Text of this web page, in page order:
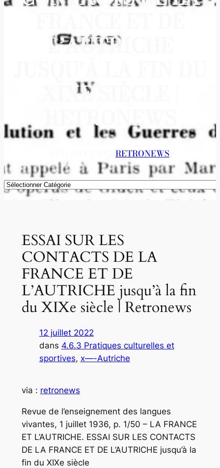
L’AUTRICHE
XIXE SIÈCLE |
RETRONEWS
RETRONEWS
Catégories
ESSAI SUR LES
CONTACTS DE LA
FRANCE ET DE
L’AUTRICHE jusqu’à la fin
du XIXe siècle | Retronews
12 juillet 2022
dans 4.6.3 Pratiques culturelles et
sportives, x—-Autriche
via : retronews
Revue de l’enseignement des langues
vivantes, 1 juillet 1936, p. 1/50 – LA FRANCE
ET L’AUTRICHE. ESSAI SUR LES CONTACTS
DE LA FRANCE ET DE L’AUTRICHE jusqu’à la
fin du XIXe siècle